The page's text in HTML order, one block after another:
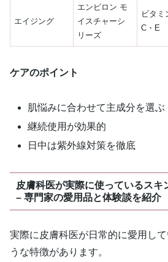
エイジング
エンビロン モ
イスチャーシ
リーズ
ビタミ
C・E
ケアのポイント
肌悩みに合わせて主成分を選ぶ
継続使用が効果的
日中は紫外線対策を徹底
皮膚科医が実際に使っているスキ
– 専門家の愛用品と体験談を紹介
実際に皮膚科医が日常的に愛用し
うな特徴があります。